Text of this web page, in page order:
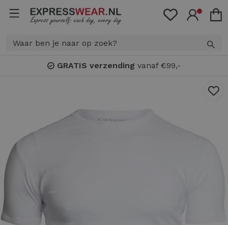
GRATIS verzending vanaf €99,-